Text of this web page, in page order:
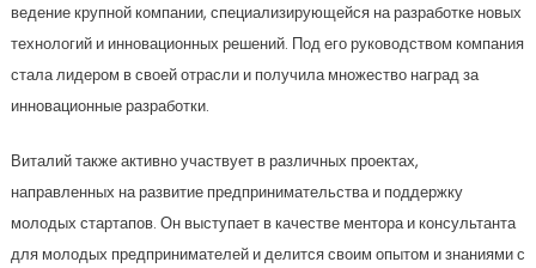
ведение крупной компании, специализирующейся на разработке новых
технологий и инновационных решений. Под его руководством компания
стала лидером в своей отрасли и получила множество наград за
инновационные разработки.
Виталий также активно участвует в различных проектах,
направленных на развитие предпринимательства и поддержку
молодых стартапов. Он выступает в качестве ментора и консультанта
для молодых предпринимателей и делится своим опытом и знаниями с